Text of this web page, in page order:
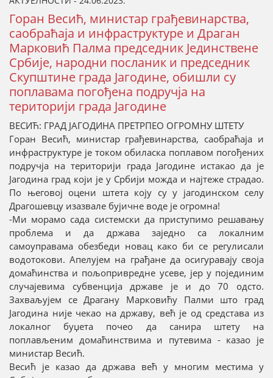
Горан Весић, министар грађевинарства,
саобраћаја и инфраструктуре и Драган
Марковић Палма председник Јединствене
Србије, народни посланик и председник
Скупштине града Јагодине, обишли су
поплавама погођена подручја на
територији града Јагодине
ВЕСИЋ: ГРАД ЈАГОДИНА ПРЕТРПЕО ОГРОМНУ ШТЕТУ
Горан Весић, министар грађевинарства, саобраћаја и
инфраструктуре је током обиласка поплавом погођених
подручја на територији града Јагодине истакао да је
Јагодина град који је у Србији можда и најтеже страдао.
По његовој оцени штета коју су у јагодинском селу
Драгошевцу изазвале бујичне воде је огромна!
-Ми морамо сада системски да приступимо решавању
проблема и да држава заједно са локалним
самоуправама обезбеди новац како би се регулисали
водотокови. Апелујем на грађане да осигуравају своја
домаћинства и пољопривредне усеве, јер у појединим
случајевима субвенција државе је и до 70 одсто.
Захваљујем се Драгану Марковићу Палми што град
Јагодина није чекао на државу, већ је од средстава из
локалног буџета почео да санира штету на
поплављеним домаћинствима и путевима - казао је
министар Весић.
Весић је казао да држава већ у многим местима у